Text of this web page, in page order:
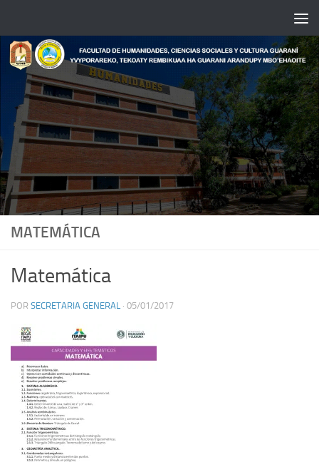
MATEMÁTICA
Matemática
POR SECRETARIA GENERAL · 05/01/2017